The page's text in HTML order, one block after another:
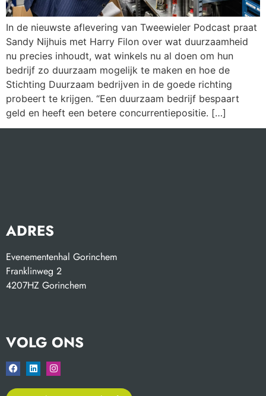
In de nieuwste aflevering van Tweewieler Podcast praat
Sandy Nijhuis met Harry Filon over wat duurzaamheid
nu precies inhoudt, wat winkels nu al doen om hun
bedrijf zo duurzaam mogelijk te maken en hoe de
Stichting Duurzaam bedrijven in de goede richting
probeert te krijgen. “Een duurzaam bedrijf bespaart
geld en heeft een betere concurrentiepositie. […]
ADRES
Evenementenhal Gorinchem
Franklinweg 2
4207HZ Gorinchem
VOLG ONS